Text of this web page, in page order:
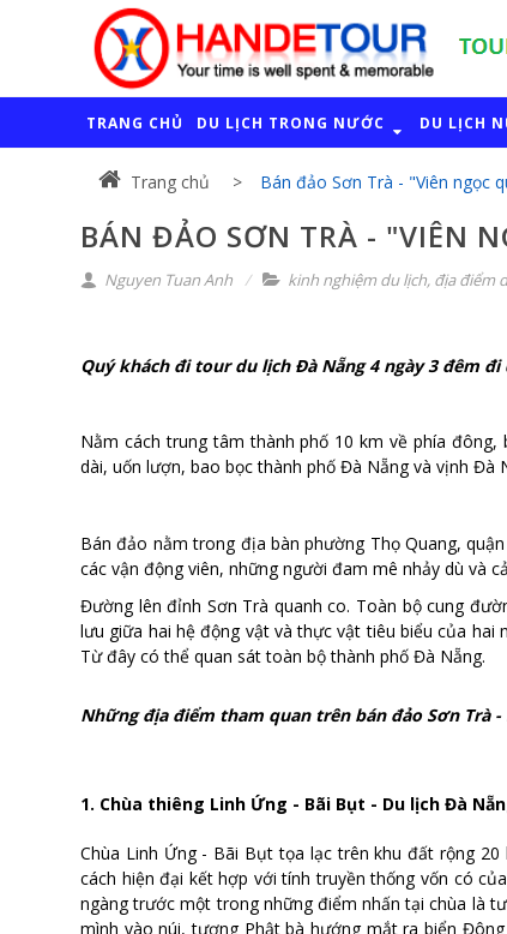
TRANG CHỦ DU LỊCH TRONG NƯỚC DU LỊCH
Trang chủ Bán đảo Sơn Trà - "Viên ngọc
BÁN ĐẢO SƠN TRÀ - "VIÊN
Nguyen Tuan Anh kinh nghiệm du lịch, địa điểm
Quý khách đi tour du lịch Đà Nẵng 4 ngày 3 đêm
Nằm cách trung tâm thành phố 10 km về phía
dài, uốn lượn, bao bọc thành phố Đà Nẵng và vịnh Đà
Bán đảo nằm trong địa bàn phường Thọ Quang,
các vận động viên, những người đam mê nhảy dù và
Đường lên đỉnh Sơn Trà quanh co. Toàn bộ cung
lưu giữa hai hệ động vật và thực vật tiêu biểu của
Từ đây có thể quan sát toàn bộ thành phố Đà Nẵng.
Những địa điểm tham quan trên bán đảo Sơn Trà -
1. Chùa thiêng Linh Ứng - Bãi Bụt - Du lịch Đà
Chùa Linh Ứng - Bãi Bụt tọa lạc trên khu đất rộng 20
cách hiện đại kết hợp với tính truyền thống vốn có
ngàng trước một trong những điểm nhấn tại chùa là
mình vào núi, tượng Phật bà hướng mắt ra biển